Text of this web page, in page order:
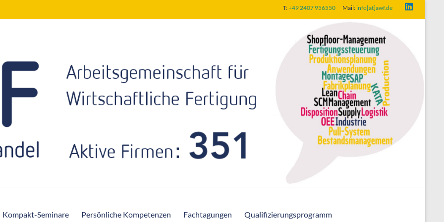
T:+49 2407 956550 Mail:info[at]awf.de
Kompakt-Seminare Persönliche Kompetenzen Fachtagungen Qualifizierungsprogramm